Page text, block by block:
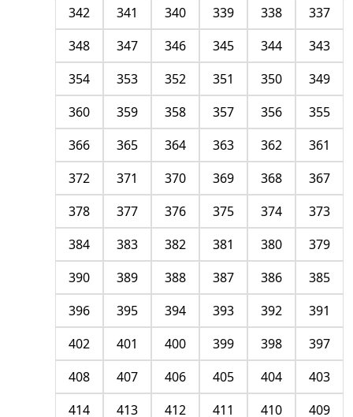
337
338
339
340
341
342
343
344
345
346
347
348
349
350
351
352
353
354
355
356
357
358
359
360
361
362
363
364
365
366
367
368
369
370
371
372
373
374
375
376
377
378
379
380
381
382
383
384
385
386
387
388
389
390
391
392
393
394
395
396
397
398
399
400
401
402
403
404
405
406
407
408
409
410
411
412
413
414